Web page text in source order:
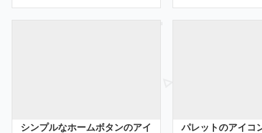
シンプルなホームボタンのアイ
パレットのアイコ